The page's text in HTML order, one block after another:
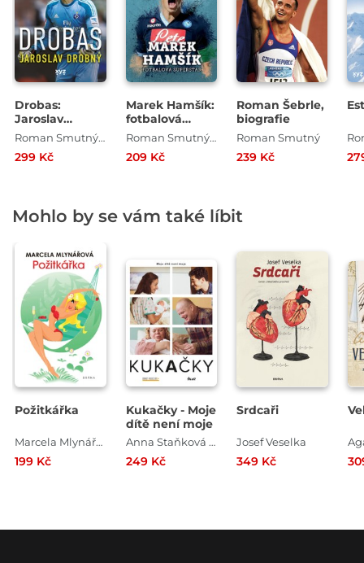
Drobas:
Jaroslav
Drobný
Roman Smutný , Jaroslav Drobný
299 Kč
Marek Hamšík:
fotbalová
superstar
Roman Smutný , Mgr. Aleš Smutný
209 Kč
Roman Šebrle,
biografie
Roman Smutný
239 Kč
Mohlo by se vám také líbit
Požitkářka
Marcela Mlynářová
199 Kč
Kukačky - Moje
dítě není moje
Anna Staňková , Jan Coufal
249 Kč
Srdcaři
Josef Veselka
349 Kč